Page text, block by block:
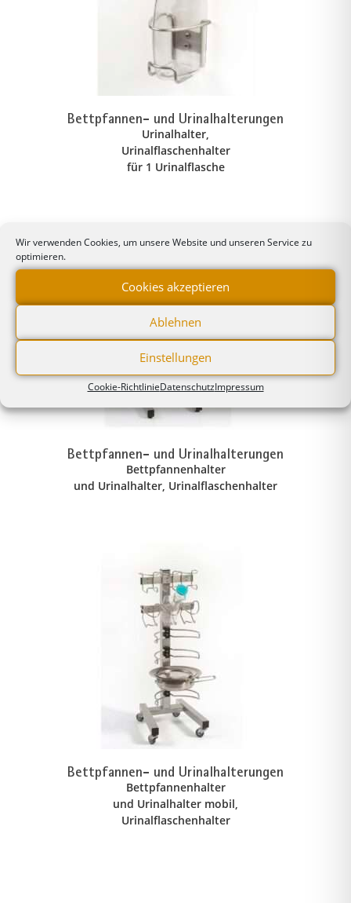
Wir verwenden Cookies, um unsere Website und unseren Service zu
optimieren.
Cookies akzeptieren
Ablehnen
Einstellungen
Cookie-RichtlinieDatenschutzImpressum
Bettpfannen- und Urinalhalterungen
Urinalhalter,
Urinalflaschenhalter
für 1 Urinalflasche
Bettpfannen- und Urinalhalterungen
Bettpfannenhalter
und Urinalhalter, Urinalflaschenhalter
Bettpfannen- und Urinalhalterungen
Bettpfannenhalter
und Urinalhalter mobil,
Urinalflaschenhalter